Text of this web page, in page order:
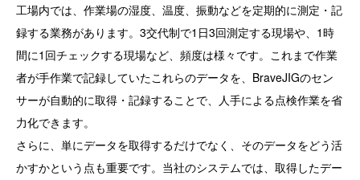
工場内では、作業場の湿度、温度、振動などを定期的に測定・記
録する業務があります。3交代制で1日3回測定する現場や、1時
間に1回チェックする現場など、頻度は様々です。これまで作業
者が手作業で記録していたこれらのデータを、BraveJIGのセン
サーが自動的に取得・記録することで、人手による点検作業を省
力化できます。
さらに、単にデータを取得するだけでなく、そのデータをどう活
かすかという点も重要です。当社のシステムでは、取得したデー